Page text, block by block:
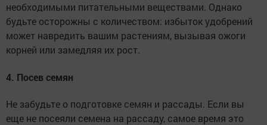
необходимыми питательными веществами. Однако
будьте осторожны с количеством: избыток удобрений
может навредить вашим растениям, вызывая ожоги
корней или замедляя их рост.
4. Посев семян
Не забудьте о подготовке семян и рассады. Если вы
еще не посеяли семена на рассаду, самое время это